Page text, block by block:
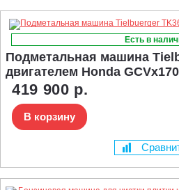
Есть в
Подметальная машина
двигателем Honda GCVx170
419 900 р.
В корзину